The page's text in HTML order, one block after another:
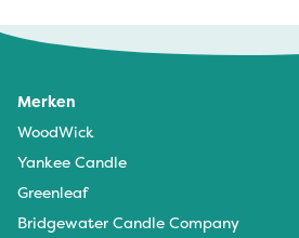
Merken
WoodWick
Yankee Candle
Greenleaf
Bridgewater Candle Company